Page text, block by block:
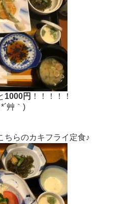
1000円 ！！！！！
艸｀)
ちらのカキフライ定食♪